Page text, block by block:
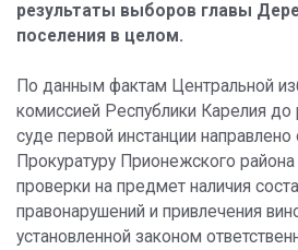
результаты выборов главы
поселения в целом.
По данным фактам Центральной
комиссией Республики Карелия до
суде первой инстанции
Прокуратуру Прионежского
проверки на предмет наличия
правонарушений и привлечения
установленной законом